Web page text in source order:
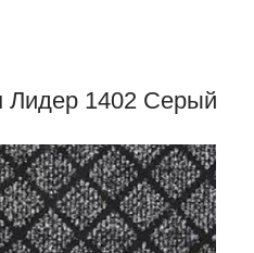
Лидер 1402 Серый